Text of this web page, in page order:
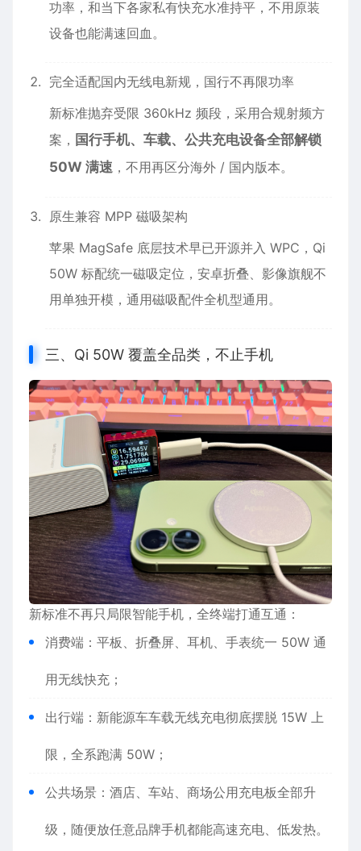
功率，和当下各家私有快充水准持平，不用原装
设备也能满速回血。
完全适配国内无线电新规，国行不再限功率
新标准抛弃受限 360kHz 频段，采用合规射频方
案， 国行手机、车载、公共充电设备全部解锁
50W 满速 ，不用再区分海外 / 国内版本。
原生兼容 MPP 磁吸架构
苹果 MagSafe 底层技术早已开源并入 WPC，Qi
50W 标配统一磁吸定位，安卓折叠、影像旗舰不
用单独开模，通用磁吸配件全机型通用。
三、Qi 50W 覆盖全品类，不止手机
新标准不再只局限智能手机，全终端打通互通：
消费端：平板、折叠屏、耳机、手表统一 50W 通
用无线快充；
出行端：新能源车车载无线充电彻底摆脱 15W 上
限，全系跑满 50W；
公共场景：酒店、车站、商场公用充电板全部升
级，随便放任意品牌手机都能高速充电、低发热。